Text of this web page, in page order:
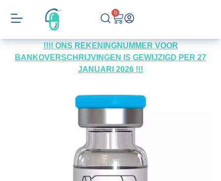
0
!!!! ONS REKENINGNUMMER VOOR
BANKOVERSCHRIJVINGEN IS GEWIJZIGD PER 27
JANUARI 2026 !!!